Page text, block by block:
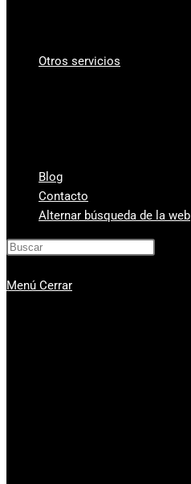
Otros servicios
Blog
Contacto
Alternar búsqueda de la web
Menú Cerrar